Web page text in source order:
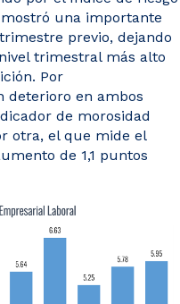
una importante
previo, dejando
trimestral más alto
Por
deterioro en ambos
de morosidad
otra, el que mide el
de 1,1 puntos